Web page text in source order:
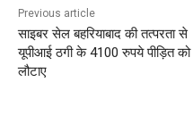
Previous article
साइबर सेल बहरियाबाद की तत्परता से
यूपीआई ठगी के 4100 रुपये पीड़ित को
लौटाए